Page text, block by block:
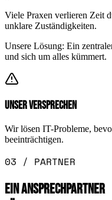
Viele Praxen verlieren Zeit
unklare Zuständigkeiten.
Unsere Lösung: Ein
und sich um alles kümmert.
UNSER VERSPRECHEN
Wir lösen IT-Probleme,
beeinträchtigen.
03 / PARTNER
EIN ANSPRECHPARTNER